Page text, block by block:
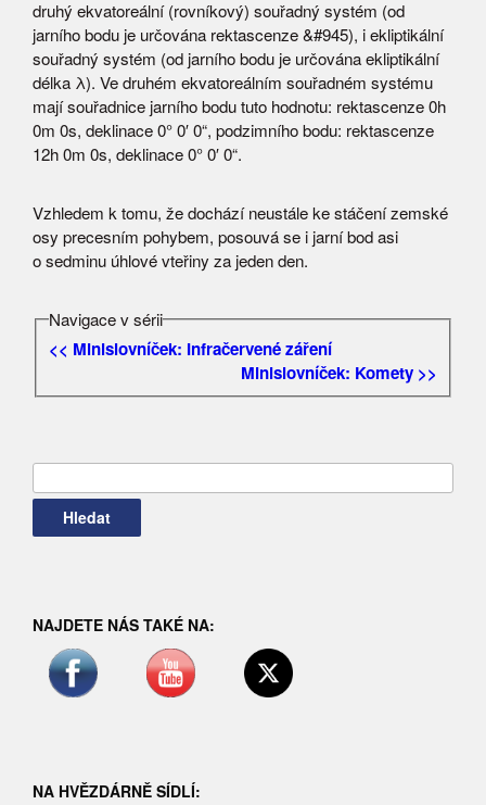
druhý ekvatoreální (rovníkový) souřadný systém (od
jarního bodu je určována rektascenze &#945), i ekliptikální
souřadný systém (od jarního bodu je určována ekliptikální
délka λ). Ve druhém ekvatoreálním souřadném systému
mají souřadnice jarního bodu tuto hodnotu: rektascenze 0h
0m 0s, deklinace 0° 0′ 0“, podzimního bodu: rektascenze
12h 0m 0s, deklinace 0° 0′ 0“.
Vzhledem k tomu, že dochází neustále ke stáčení zemské
osy precesním pohybem, posouvá se i jarní bod asi
o sedminu úhlové vteřiny za jeden den.
Navigace v sérii
<< Minislovníček: Infračervené záření
Minislovníček: Komety >>
NAJDETE NÁS TAKÉ NA:
NA HVĚZDÁRNĚ SÍDLÍ: